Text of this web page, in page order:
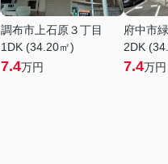
調布市上石原３丁目
1DK (34.20㎡)
7.4万円
府中市
2DK
7.4万円